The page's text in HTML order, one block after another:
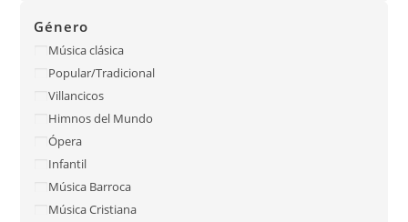
Género
Música clásica
Popular/Tradicional
Villancicos
Himnos del Mundo
Ópera
Infantil
Música Barroca
Música Cristiana